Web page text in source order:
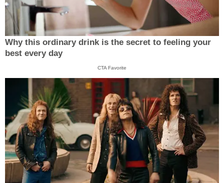
Why this ordinary drink is the secret to feeling your
best every day
CTA Favorite